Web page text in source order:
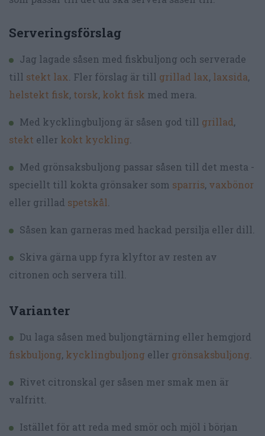
Serveringsförslag
Jag lagade såsen med fiskbuljong och serverade
till stekt lax. Fler förslag är till grillad lax, laxsida,
helstekt fisk, torsk, kokt fisk med mera.
Med kycklingbuljong är såsen god till grillad,
stekt eller kokt kyckling.
Med grönsaksbuljong passar såsen till det mesta -
speciellt till kokta grönsaker som sparris, vaxbönor
eller grillad spetskål.
Såsen kan garneras med hackad persilja eller dill.
Skiva gärna upp fyra klyftor av resten av
citronen och servera till.
Varianter
Du laga såsen med buljongtärning eller hemgjord
fiskbuljong, kycklingbuljong eller grönsaksbuljong
Rivet citronskal ger såsen mer smak men är
valfritt.
Istället för att reda med smör och mjöl i början